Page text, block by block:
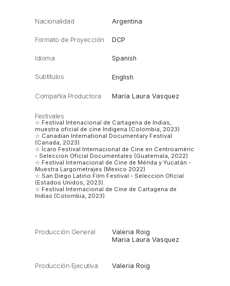
Nacionalidad Argentina
Formato de Proyección DCP
Idioma Spanish
Subtítulos English
Compañía Productora María Laura Vasquez
Festivales
☆ Festival Intenacional de Cartagena de Indias,
muestra oficial de cine Indigena (Colombia, 2023)
☆ Canadian International Documentary Festival
(Canada, 2023)
☆ Ícaro Festival Internacional de Cine en Centroaméric
- Seleccion Oficial Documentales (Guatemala, 2022)
☆ Festival Internacional de Cine de Mérida y Yucatán -
Muestra Largometrajes (Mexico 2022)
☆ San Diego Latino Film Festival - Seleccion Oficial
(Estados Unidos, 2023)
☆ Festival Internacional de Cine de Cartagena de
Indias (Colombia, 2023)
Producción General
Valeria Roig
Maria Laura Vasquez
Producción Ejecutiva Valeria Roig